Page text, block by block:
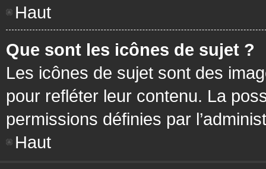
Haut
Que sont les icônes de sujet ?
Les icônes de sujet sont des
pour refléter leur contenu. La
permissions définies par
Haut